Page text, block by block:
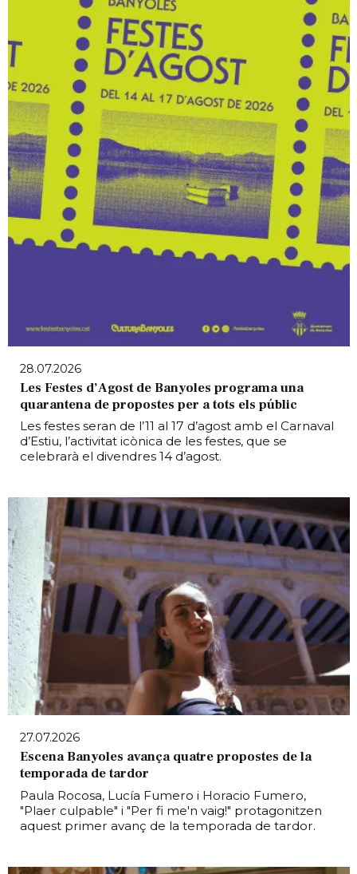
28.07.2026
Les Festes d’Agost de Banyoles programa una
quarantena de propostes per a tots els públic
Les festes seran de l’11 al 17 d’agost amb el Carnaval
d’Estiu, l’activitat icònica de les festes, que se
celebrarà el divendres 14 d’agost.
27.07.2026
Escena Banyoles avança quatre propostes de la
temporada de tardor
Paula Rocosa, Lucía Fumero i Horacio Fumero,
"Plaer culpable" i "Per fi me'n vaig!" protagonitzen
aquest primer avanç de la temporada de tardor.